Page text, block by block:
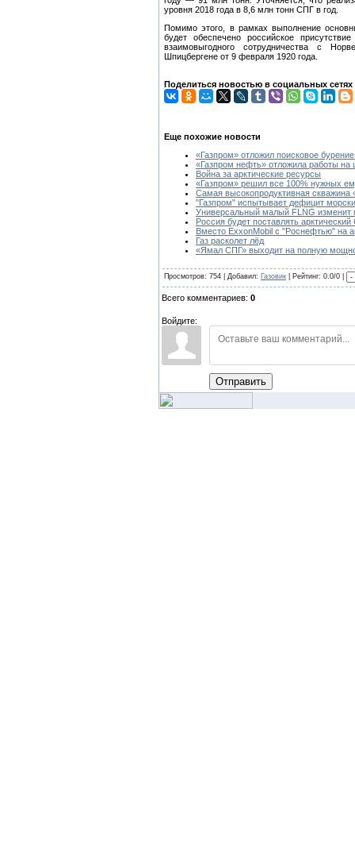
уровня 2018 года в 8,6 млн тонн СПГ в год.
Помимо этого, в рамках выполнение
будет обеспечено российское
взаимовыгодного сотрудничества с
Шпицбергене от 9 февраля 1920 года.
Поделиться новостью в социальных сетях
Еще похожие новости
«Газпром» отложил поисковое
«Газпром нефть» отложила работы на
Война за арктические ресурсы
«Газпром» решил все 100% нужных
Самая высокопродуктивная скважина
"Газпром" испытывает дефицит
Универсальный малый FLNG изменит
Россия будет поставлять
Вместо ExxonMobil с "Роснефтью" на
Газ расколет лёд
«Ямал СПГ» выходит на полную
Просмотров: 754 | Добавил: Газовик | Рейтинг: 0.0/0 |
Всего комментариев: 0
Войдите:
Отправить